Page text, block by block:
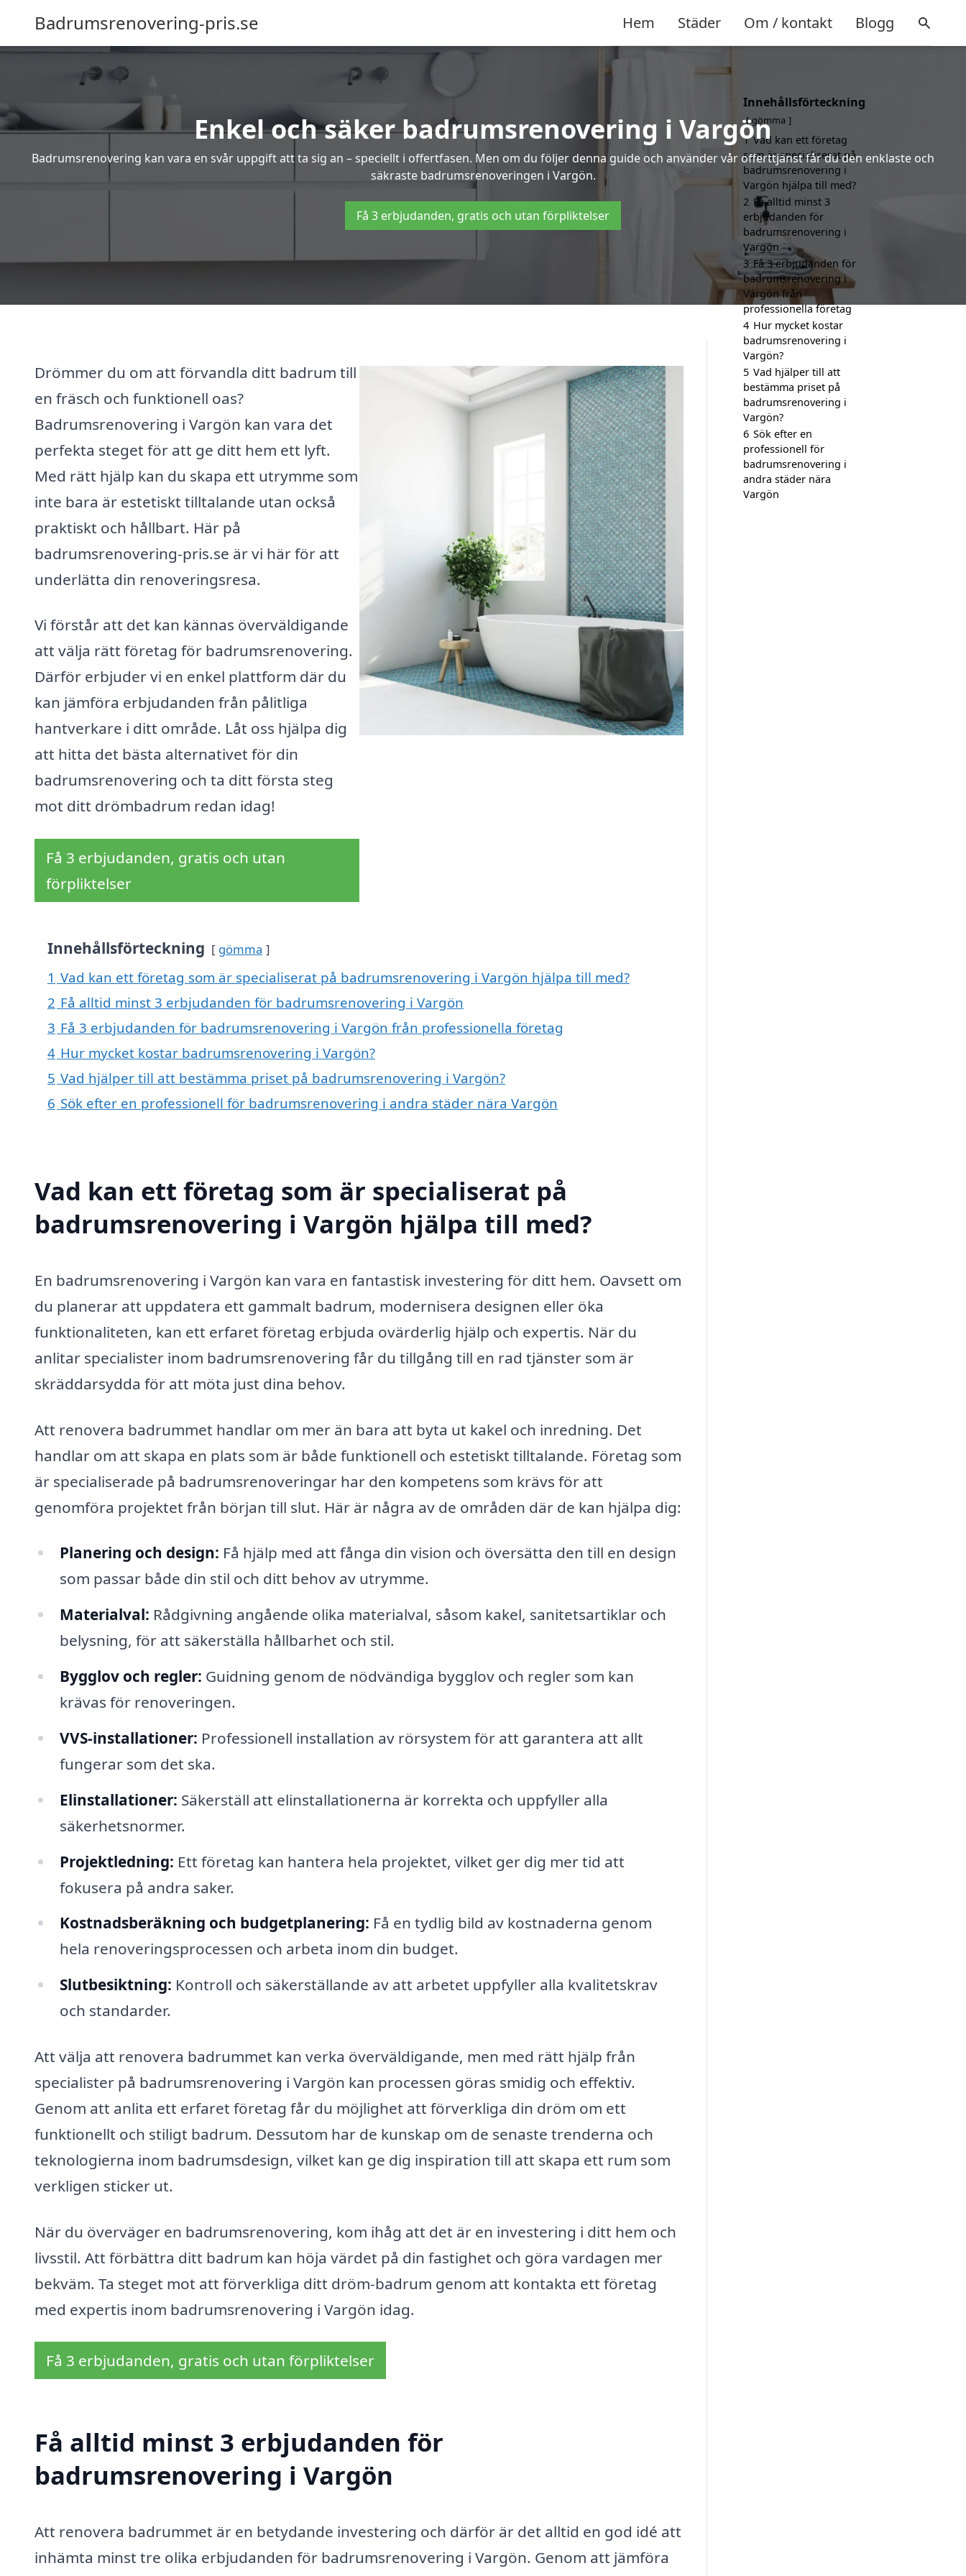
Badrumsrenovering-pris.se Hem Städer Om / kontakt Blogg
Enkel och säker badrumsrenovering i Vargön
Badrumsrenovering kan vara en svår uppgift att ta sig an – speciellt i offertfasen. Men om du följer denna guide och använder vår offerttjänst får du den enklaste och
säkraste badrumsrenoveringen i Vargön.
Få 3 erbjudanden, gratis och utan förpliktelser
Drömmer du om att förvandla ditt badrum till
en fräsch och funktionell oas?
Badrumsrenovering i Vargön kan vara det
perfekta steget för att ge ditt hem ett lyft.
Med rätt hjälp kan du skapa ett utrymme som
inte bara är estetiskt tilltalande utan också
praktiskt och hållbart. Här på
badrumsrenovering-pris.se är vi här för att
underlätta din renoveringsresa.
Vi förstår att det kan kännas överväldigande
att välja rätt företag för badrumsrenovering.
Därför erbjuder vi en enkel plattform där du
kan jämföra erbjudanden från pålitliga
hantverkare i ditt område. Låt oss hjälpa dig
att hitta det bästa alternativet för din
badrumsrenovering och ta ditt första steg
mot ditt drömbadrum redan idag!
Få 3 erbjudanden, gratis och utan
förpliktelser
Innehållsförteckning gömma
1 Vad kan ett företag som är specialiserat på badrumsrenovering i Vargön hjälpa till med?
2 Få alltid minst 3 erbjudanden för badrumsrenovering i Vargön
3 Få 3 erbjudanden för badrumsrenovering i Vargön från professionella företag
4 Hur mycket kostar badrumsrenovering i Vargön?
5 Vad hjälper till att bestämma priset på badrumsrenovering i Vargön?
6 Sök efter en professionell för badrumsrenovering i andra städer nära Vargön
Vad kan ett företag som är specialiserat på
badrumsrenovering i Vargön hjälpa till med?
En badrumsrenovering i Vargön kan vara en fantastisk investering för ditt hem. Oavsett om
du planerar att uppdatera ett gammalt badrum, modernisera designen eller öka
funktionaliteten, kan ett erfaret företag erbjuda ovärderlig hjälp och expertis. När du
anlitar specialister inom badrumsrenovering får du tillgång till en rad tjänster som är
skräddarsydda för att möta just dina behov.
Att renovera badrummet handlar om mer än bara att byta ut kakel och inredning. Det
handlar om att skapa en plats som är både funktionell och estetiskt tilltalande. Företag som
är specialiserade på badrumsrenoveringar har den kompetens som krävs för att
genomföra projektet från början till slut. Här är några av de områden där de kan hjälpa dig:
Planering och design: Få hjälp med att fånga din vision och översätta den till en design
som passar både din stil och ditt behov av utrymme.
Materialval: Rådgivning angående olika materialval, såsom kakel, sanitetsartiklar och
belysning, för att säkerställa hållbarhet och stil.
Bygglov och regler: Guidning genom de nödvändiga bygglov och regler som kan
krävas för renoveringen.
VVS-installationer: Professionell installation av rörsystem för att garantera att allt
fungerar som det ska.
Elinstallationer: Säkerställ att elinstallationerna är korrekta och uppfyller alla
säkerhetsnormer.
Projektledning: Ett företag kan hantera hela projektet, vilket ger dig mer tid att
fokusera på andra saker.
Kostnadsberäkning och budgetplanering: Få en tydlig bild av kostnaderna genom
hela renoveringsprocessen och arbeta inom din budget.
Slutbesiktning: Kontroll och säkerställande av att arbetet uppfyller alla kvalitetskrav
och standarder.
Att välja att renovera badrummet kan verka överväldigande, men med rätt hjälp från
specialister på badrumsrenovering i Vargön kan processen göras smidig och effektiv.
Genom att anlita ett erfaret företag får du möjlighet att förverkliga din dröm om ett
funktionellt och stiligt badrum. Dessutom har de kunskap om de senaste trenderna och
teknologierna inom badrumsdesign, vilket kan ge dig inspiration till att skapa ett rum som
verkligen sticker ut.
När du överväger en badrumsrenovering, kom ihåg att det är en investering i ditt hem och
livsstil. Att förbättra ditt badrum kan höja värdet på din fastighet och göra vardagen mer
bekväm. Ta steget mot att förverkliga ditt dröm-badrum genom att kontakta ett företag
med expertis inom badrumsrenovering i Vargön idag.
Få 3 erbjudanden, gratis och utan förpliktelser
Få alltid minst 3 erbjudanden för
badrumsrenovering i Vargön
Att renovera badrummet är en betydande investering och därför är det alltid en god idé att
inhämta minst tre olika erbjudanden för badrumsrenovering i Vargön. Genom att jämföra
Innehållsförteckning
gömma
1 Vad kan ett företag
som är specialiserat på
badrumsrenovering i
Vargön hjälpa till med?
2 Få alltid minst 3
erbjudanden för
badrumsrenovering i
Vargön
3 Få 3 erbjudanden för
badrumsrenovering i
Vargön från
professionella företag
4 Hur mycket kostar
badrumsrenovering i
Vargön?
5 Vad hjälper till att
bestämma priset på
badrumsrenovering i
Vargön?
6 Sök efter en
professionell för
badrumsrenovering i
andra städer nära
Vargön